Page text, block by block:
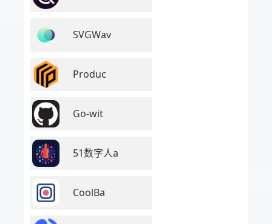
SVGWav
Produc
Go-wit
51数字人a
CoolBa